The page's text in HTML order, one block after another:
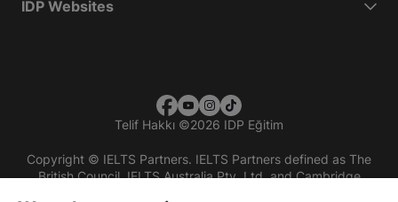
IDP Websites
Telif Hakkı ©2026 IDP Eğitim
Copyright © IELTS Partners. IELTS Partners defined as The
British Council, IELTS Australia Pty. Ltd. and Cambridge